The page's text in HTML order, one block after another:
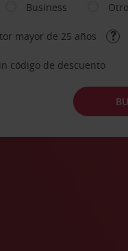
Business
mayor de 25 años
código de descuento